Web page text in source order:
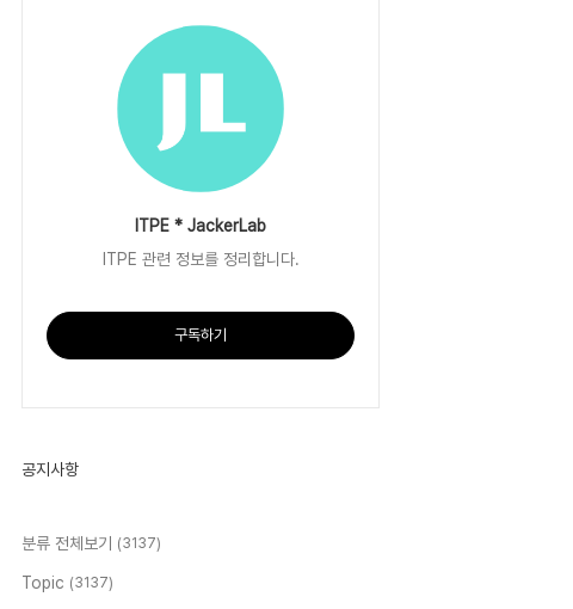
ITPE * JackerLab
ITPE 관련 정보를 정리합니다.
구독하기
공지사항
분류 전체보기 (3137)
Topic (3137)